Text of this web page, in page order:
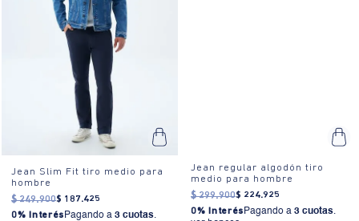
confort, diseño cargo moderno con múltiples bolsillos grandes,
cierre frontal discreto, cintura media clásica ajustable mediante
¿Cómo se usa?:Ideal para eventos casuales, salidas con amigos o
un día relajado en la ciudad.
Jean Slim Fit tiro medio para
hombre
$ 249.900$ 187.425
0% Interés Pagando a 3 cuotas.
Jean regular algodón tiro
medio para hombre
$ 299.900$ 224.925
0% Interés Pagando a 3 cuotas.